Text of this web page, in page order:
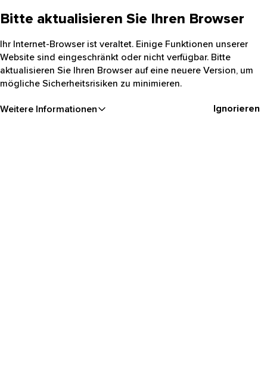
Bitte aktualisieren Sie Ihren Browser
Ihr Internet-Browser ist veraltet. Einige Funktionen unserer
Website sind eingeschränkt oder nicht verfügbar. Bitte
aktualisieren Sie Ihren Browser auf eine neuere Version, um
mögliche Sicherheitsrisiken zu minimieren.
Weitere Informationen Ignorieren